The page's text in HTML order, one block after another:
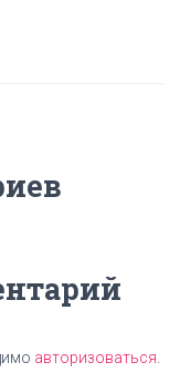
авторизоваться